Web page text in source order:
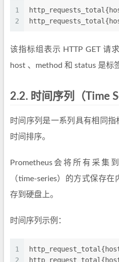
1
2
该指标组表示 HTTP GET 请
host 、method 和 status 是标
2.2. 时间序列（Time
时间序列是一系列具有相同
时间排序。
Prometheus会将所有采集
（time-series）的方式保存
存到硬盘上。
时间序列示例：
1
2